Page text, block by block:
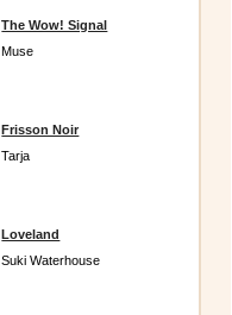
The Wow! Signal
Muse
Frisson Noir
Tarja
Loveland
Suki Waterhouse